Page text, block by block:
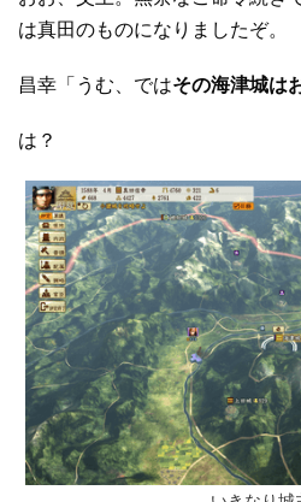
は真田のものになりましたぞ。
昌幸「うむ、ではその海津城は
は？